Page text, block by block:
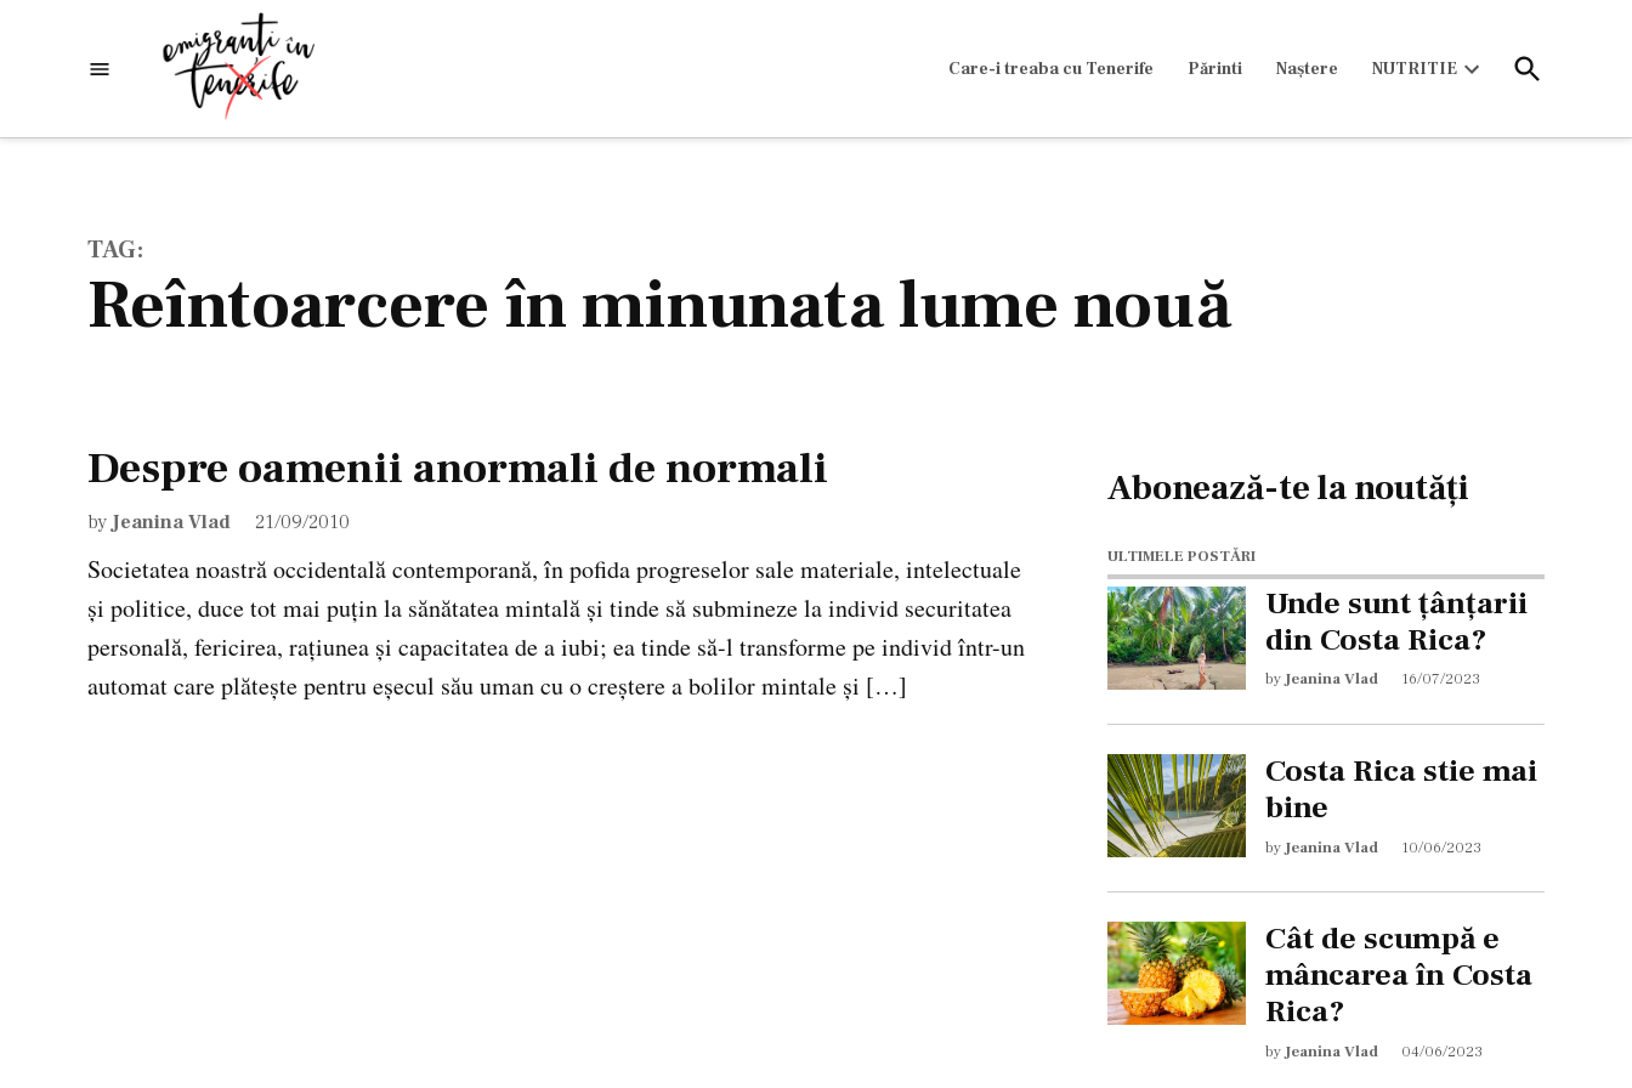
Care-i treaba cu Tenerife Părinti Naștere NUTRITIE
Open
Search
TAG:
reîntoarcere în minunata lume nouă
Despre oamenii anormali de normali
by Jeanina Vlad 21/09/2010
Societatea noastră occidentală contemporană, în pofida progreselor sale materiale, intelectuale
şi politice, duce tot mai puţin la sănătatea mintală şi tinde să submineze la individ securitatea
personală, fericirea, raţiunea şi capacitatea de a iubi; ea tinde să-l transforme pe individ într-un
automat care plăteşte pentru eşecul său uman cu o creştere a bolilor mintale şi […]
Abonează-te la noutăți
ULTIMELE POSTĂRI
Unde sunt țânțarii
din Costa Rica?
byJeanina Vlad 16/07/2023
Costa Rica stie mai
bine
by Jeanina Vlad 10/06/2023
Cât de scumpă e
mâncarea în Costa
Rica?
by Jeanina Vlad 04/06/2023